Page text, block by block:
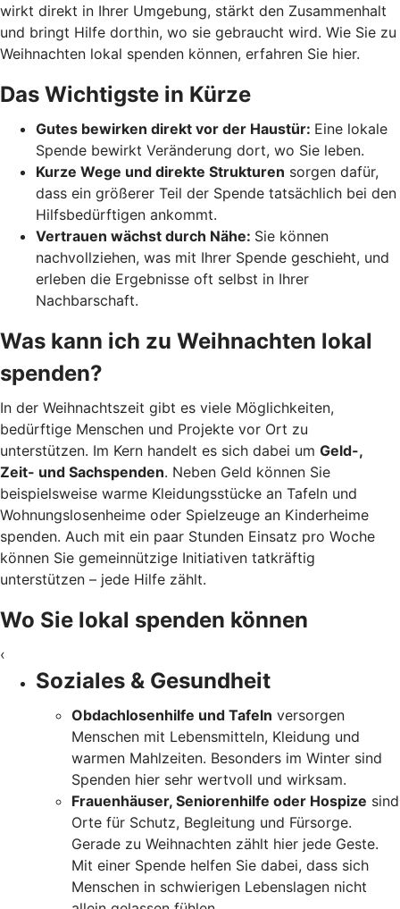
wirkt direkt in Ihrer Umgebung, stärkt den Zusammenhalt
und bringt Hilfe dorthin, wo sie gebraucht wird. Wie Sie zu
Weihnachten lokal spenden können, erfahren Sie hier.
Das Wichtigste in Kürze
Gutes bewirken direkt vor der Haustür: Eine lokale
Spende bewirkt Veränderung dort, wo Sie leben.
Kurze Wege und direkte Strukturen sorgen dafür,
dass ein größerer Teil der Spende tatsächlich bei den
Hilfsbedürftigen ankommt.
Vertrauen wächst durch Nähe: Sie können
nachvollziehen, was mit Ihrer Spende geschieht, und
erleben die Ergebnisse oft selbst in Ihrer
Nachbarschaft.
Was kann ich zu Weihnachten lokal
spenden?
In der Weihnachtszeit gibt es viele Möglichkeiten,
bedürftige Menschen und Projekte vor Ort zu
unterstützen. Im Kern handelt es sich dabei um Geld-,
Zeit- und Sachspenden. Neben Geld können Sie
beispielsweise warme Kleidungsstücke an Tafeln und
Wohnungslosenheime oder Spielzeuge an Kinderheime
spenden. Auch mit ein paar Stunden Einsatz pro Woche
können Sie gemeinnützige Initiativen tatkräftig
unterstützen – jede Hilfe zählt.
Wo Sie lokal spenden können
‹
Soziales & Gesundheit
Obdachlosenhilfe und Tafeln versorgen
Menschen mit Lebensmitteln, Kleidung und
warmen Mahlzeiten. Besonders im Winter sind
Spenden hier sehr wertvoll und wirksam.
Frauenhäuser, Seniorenhilfe oder Hospize sind
Orte für Schutz, Begleitung und Fürsorge.
Gerade zu Weihnachten zählt hier jede Geste.
Mit einer Spende helfen Sie dabei, dass sich
Menschen in schwierigen Lebenslagen nicht